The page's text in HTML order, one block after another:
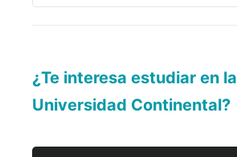
¿Te interesa estudiar en la
Universidad Continental?